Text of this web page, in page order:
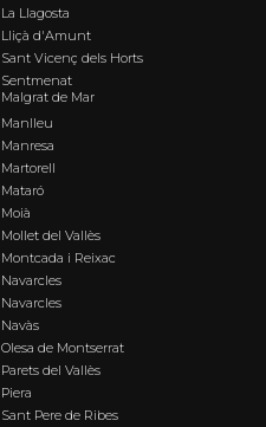
La Llagosta
Lliçà d'Amunt
Sant Vicenç dels Horts
Sentmenat
Malgrat de Mar
Manlleu
Manresa
Martorell
Mataró
Moià
Mollet del Vallès
Montcada i Reixac
Navarcles
Navarcles
Navàs
Olesa de Montserrat
Parets del Vallès
Piera
Sant Pere de Ribes